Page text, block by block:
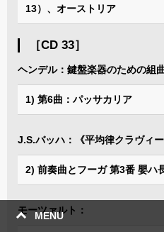
MENU
13）、オーストリア
［CD 33］
ヘンデル：鍵盤楽器のための組
1) 第6曲：パッサカリア
J.S.バッハ：《平均律クラヴィ
2) 前奏曲とフーガ 第3番 嬰ハ
モーツァルト：